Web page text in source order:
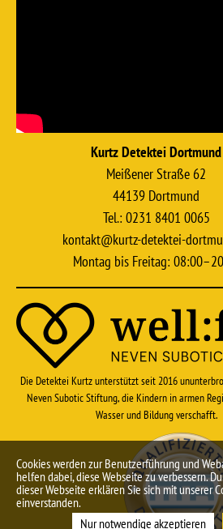
Kurtz Detektei Dortmund
Meißener Straße 62
44139 Dortmund
Tel.: 0231 8401 0065
kontakt@kurtz-detektei-
Montag bis Freitag:
Die Detektei Kurtz unterstützt seit 2016
Neven Subotic Stiftung, die Kindern in armen
Wasser und Bildung verschafft.
Cookies werden zur Benutzerführung und
helfen dabei, diese Webseite zu verbessern.
dieser Webseite erklären Sie sich mit unserer
einverstanden.
Nur notwendige akzeptieren